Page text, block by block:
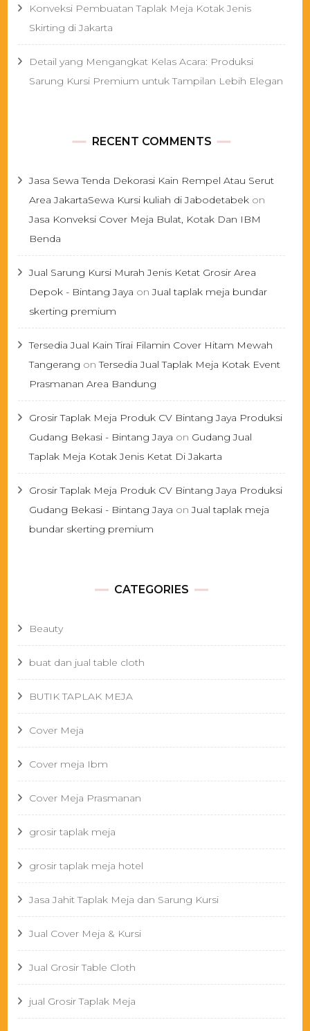
Konveksi Pembuatan Taplak Meja Kotak Jenis
Skirting di Jakarta
Detail yang Mengangkat Kelas Acara: Produksi
Sarung Kursi Premium untuk Tampilan Lebih Elegan
RECENT COMMENTS
Jasa Sewa Tenda Dekorasi Kain Rempel Atau Serut
Area JakartaSewa Kursi kuliah di Jabodetabek on
Jasa Konveksi Cover Meja Bulat, Kotak Dan IBM
Benda
Jual Sarung Kursi Murah Jenis Ketat Grosir Area
Depok - Bintang Jaya onJual taplak meja bundar
skerting premium
Tersedia Jual Kain Tirai Filamin Cover Hitam Mewah
Tangerang onTersedia Jual Taplak Meja Kotak Event
Prasmanan Area Bandung
Grosir Taplak Meja Produk CV Bintang Jaya Produksi
Gudang Bekasi - Bintang Jaya on Gudang Jual
Taplak Meja Kotak Jenis Ketat Di Jakarta
Grosir Taplak Meja Produk CV Bintang Jaya Produksi
Gudang Bekasi - Bintang Jaya onJual taplak meja
bundar skerting premium
CATEGORIES
Beauty
buat dan jual table cloth
BUTIK TAPLAK MEJA
Cover Meja
Cover meja Ibm
Cover Meja Prasmanan
grosir taplak meja
grosir taplak meja hotel
Jasa Jahit Taplak Meja dan Sarung Kursi
Jual Cover Meja & Kursi
Jual Grosir Table Cloth
jual Grosir Taplak Meja